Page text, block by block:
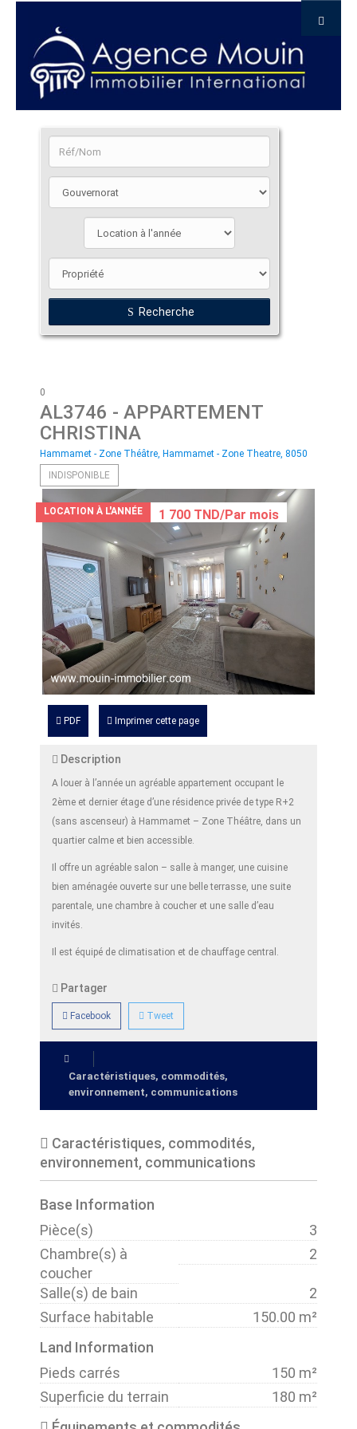
Recherche
0
AL3746 - APPARTEMENT
CHRISTINA
Hammamet - Zone Théâtre, Hammamet - Zone Theatre, 8050
INDISPONIBLE
LOCATION À L'ANNÉE 1 700 TND/Par mois
PDF Imprimer cette page
Description
A louer à l’année un agréable appartement occupant le
2ème et dernier étage d’une résidence privée de type R+2
(sans ascenseur) à Hammamet – Zone Théâtre, dans un
quartier calme et bien accessible.
Il offre un agréable salon – salle à manger, une cuisine
bien aménagée ouverte sur une belle terrasse, une suite
parentale, une chambre à coucher et une salle d’eau
invités.
Il est équipé de climatisation et de chauffage central.
Partager
Facebook Tweet
Caractéristiques, commodités,
environnement, communications
Caractéristiques, commodités,
environnement, communications
Base Information
Pièce(s)
3
Chambre(s) à
coucher
2
Salle(s) de bain
2
Surface habitable
150.00 m²
Land Information
Pieds carrés
150 m²
Superficie du terrain
180 m²